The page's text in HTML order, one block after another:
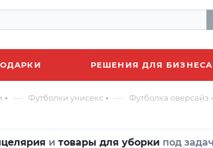
РЕШЕНИЯ ДЛЯ БИЗНЕСА
— Футболки унисекс — Футболка
и товары для уборки под